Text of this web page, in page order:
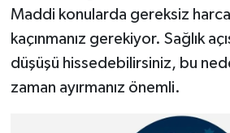
Maddi konularda gereksiz
kaçınmanız gerekiyor. Sağlık
düşüşü hissedebilirsiniz, bu
zaman ayırmanız önemli.